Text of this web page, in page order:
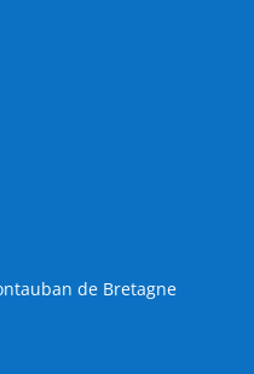
de Bretagne